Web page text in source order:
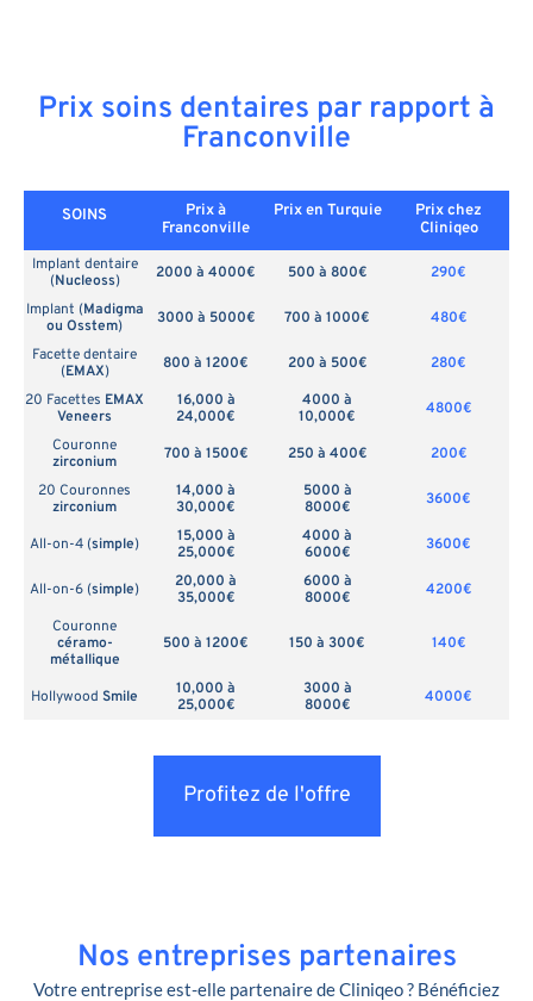
Prix soins dentaires par rapport à
Franconville
SOINS
Prix à
Franconville
Prix en Turquie
Prix chez
Cliniqeo
Implant dentaire
(Nucleoss) 2000 à 4000€ 500 à 800€
290€
Implant (Madigma
ou Osstem) 3000 à 5000€ 700 à 1000€
480€
Facette dentaire
(EMAX) 800 à 1200€ 200 à 500€
280€
20 Facettes EMAX
Veneers
16,000 à
24,000€
4000 à
10,000€
4800€
Couronne
zirconium
700 à 1500€ 250 à 400€
200€
20 Couronnes
zirconium
14,000 à
30,000€
5000 à
8000€
3600€
All-on-4 (simple)
15,000 à
25,000€
4000 à
6000€
3600€
All-on-6 (simple)
20,000 à
35,000€
6000 à
8000€
4200€
Couronne
céramo-
métallique
500 à 1200€ 150 à 300€ 140€
Hollywood Smile
10,000 à
25,000€
3000 à
8000€
4000€
Profitez de l'offre
Nos entreprises partenaires
Votre entreprise est-elle partenaire de Cliniqeo ? Bénéficiez